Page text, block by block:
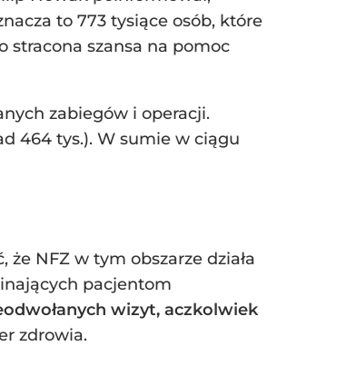
to 773 tysiące osób, które
stracona szansa na pomoc
zabiegów i operacji.
464 tys.). W sumie w ciągu
NFZ w tym obszarze działa
pacjentom
wizyt, aczkolwiek
zdrowia.